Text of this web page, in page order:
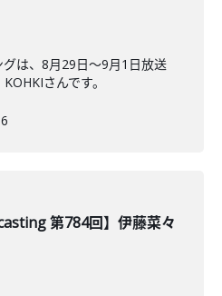
は、8月29日〜9月1日放送
さんです。
第784回】伊藤菜々